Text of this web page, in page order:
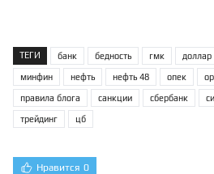
ТЕГИ банк бедность гмк доллар
минфин нефть нефть 48 опек
правила блога санкции сбербанк
трейдинг цб
Нравится 0